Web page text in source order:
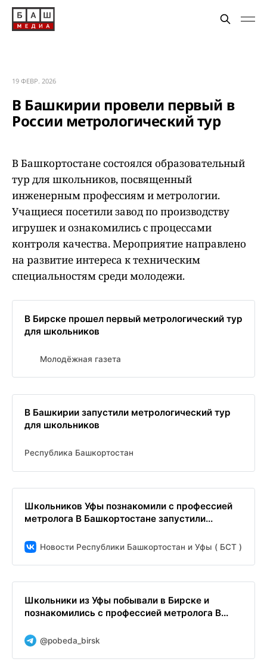
19 ФЕВР. 2026
В Башкирии провели первый в
России метрологический тур
В Башкортостане состоялся образовательный
тур для школьников, посвященный
инженерным профессиям и метрологии.
Учащиеся посетили завод по производству
игрушек и ознакомились с процессами
контроля качества. Мероприятие направлено
на развитие интереса к техническим
специальностям среди молодежи.
В Бирске прошел первый метрологический тур
для школьников
Молодёжная газета
В Башкирии запустили метрологический тур
для школьников
Республика Башкортостан
Школьников Уфы познакомили с профессией
метролога В Башкортостане запустили...
Новости Республики Башкортостан и Уфы ( БСТ )
Школьники из Уфы побывали в Бирске и
познакомились с профессией метролога В...
@pobeda_birsk